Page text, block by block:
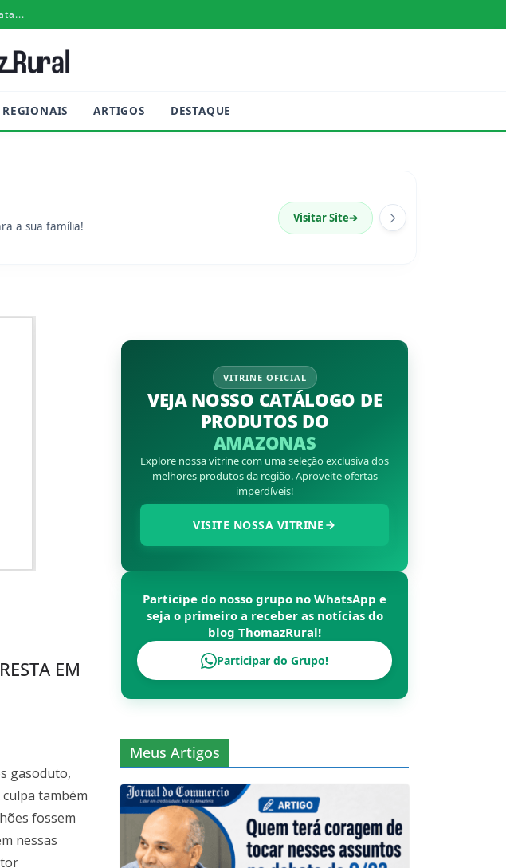
ARTIGOS DESTAQUE
a sua família!
Visitar Site➔
EM
gasoduto,
também
fossem
nessas
VITRINE OFICIAL
VEJA NOSSO CATÁLOGO DE
PRODUTOS DO
AMAZONAS
Explore nossa vitrine com uma seleção exclusiva dos
melhores produtos da região. Aproveite ofertas
imperdíveis!
VISITE NOSSA VITRINE
Participe do nosso grupo no WhatsApp e
seja o primeiro a receber as notícias do
blogThomazRural!
Participar do Grupo!
Meus Artigos